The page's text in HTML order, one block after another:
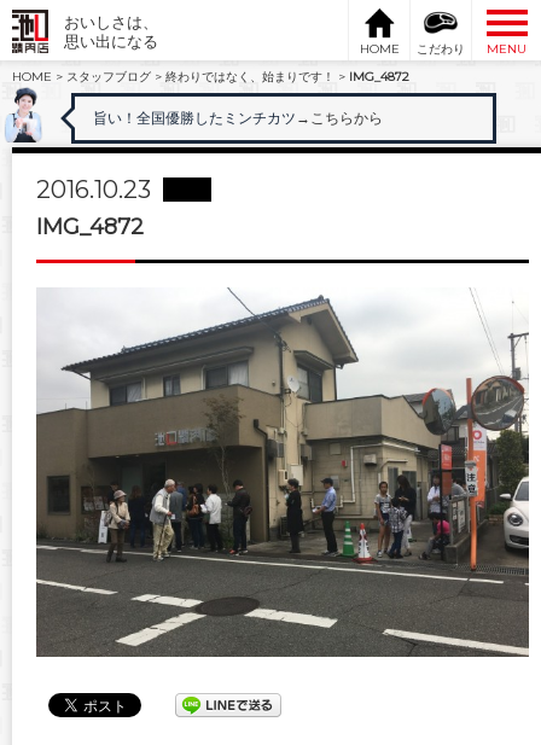
おいしさは、
思い出になる
HOME こだわり
MENU
HOME > スタッフブログ > 終わりではなく、始まりです！ > IMG_4872
旨い！全国優勝したミンチカツ →こちらから
2016.10.23
IMG_4872